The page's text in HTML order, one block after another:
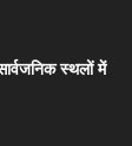
स्थलों में